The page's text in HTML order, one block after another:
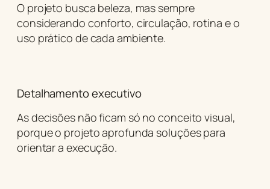
O projeto busca beleza, mas sempre
considerando conforto, circulação, rotina e o
uso prático de cada ambiente.
Detalhamento executivo
As decisões não ficam só no conceito visual,
porque o projeto aprofunda soluções para
orientar a execução.